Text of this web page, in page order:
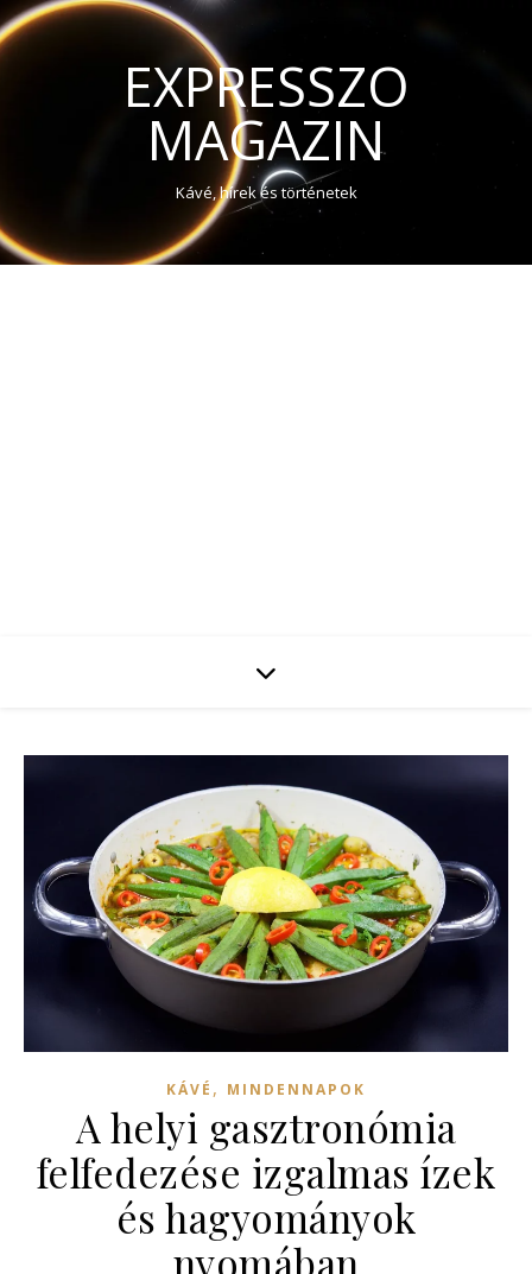
EXPRESSZO
MAGAZIN
Kávé, hírek és történetek
KÁVÉ , MINDENNAPOK
A helyi gasztronómia
felfedezése izgalmas ízek
és hagyományok
nyomában